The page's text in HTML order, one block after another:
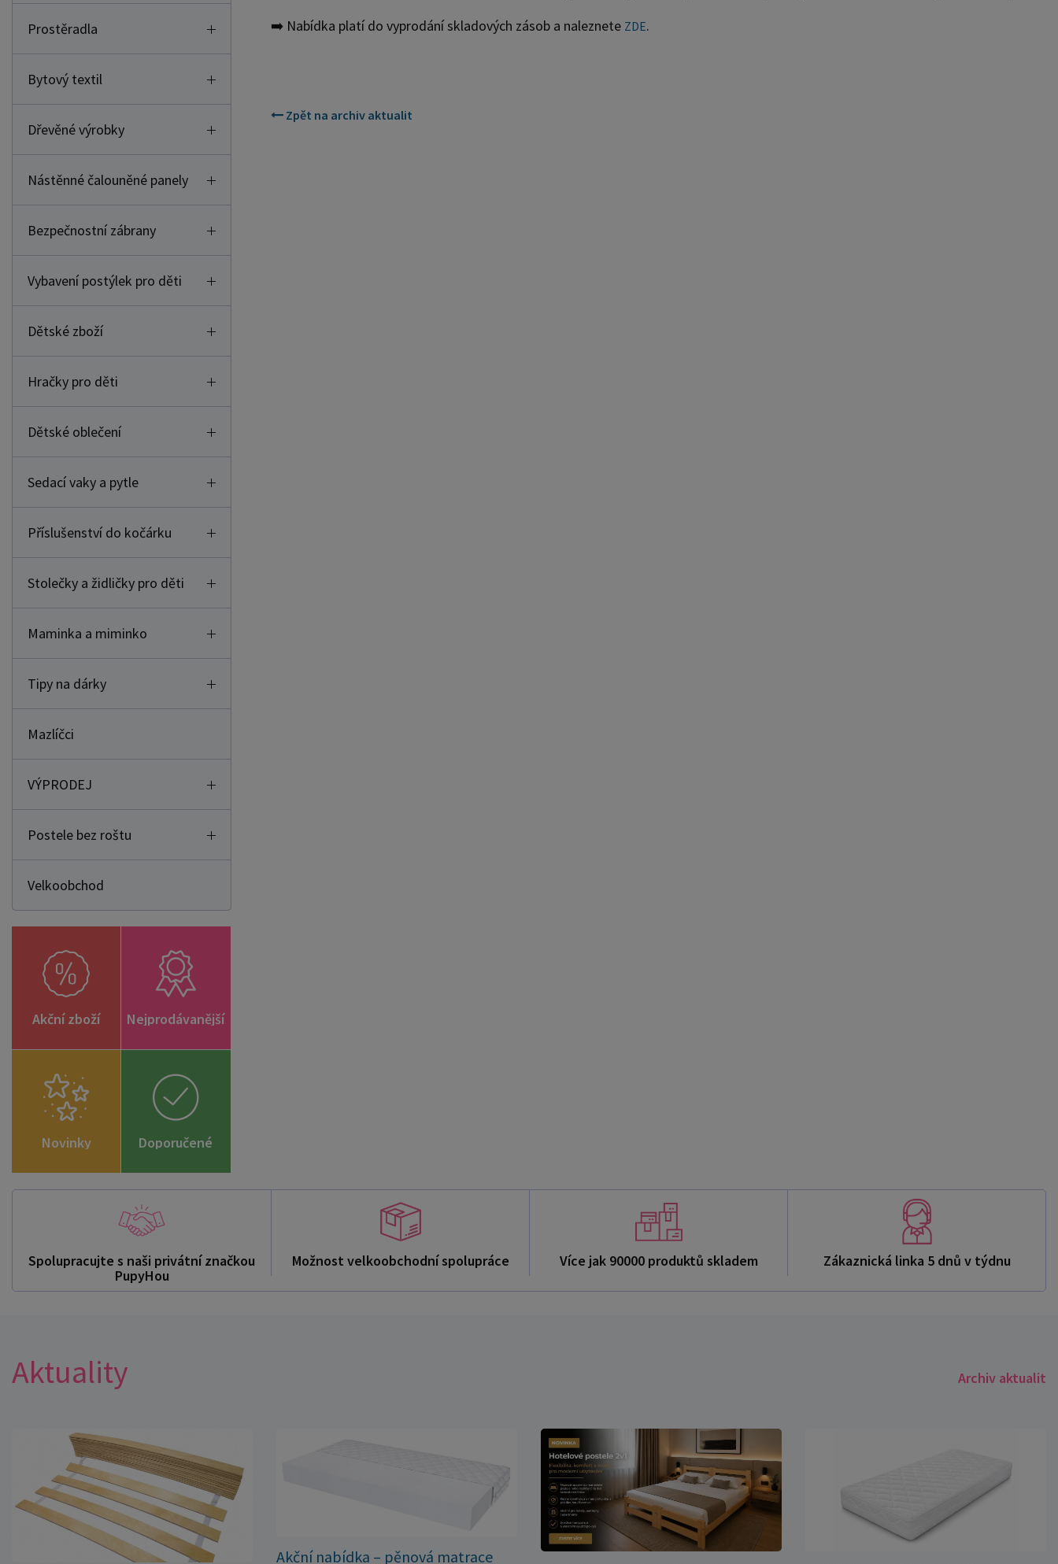
Prostěradla
Bytový textil
Dřevěné výrobky
Nástěnné čalouněné panely
Bezpečnostní zábrany
Vybavení postýlek pro děti
Dětské zboží
Hračky pro děti
Dětské oblečení
Sedací vaky a pytle
Příslušenství do kočárku
Stolečky a židličky pro děti
Maminka a miminko
Tipy na dárky
Mazlíčci
VÝPRODEJ
Postele bez roštu
Velkoobchod
Akční zboží Nejprodávanější
Novinky
Doporučené
zboží
➡️ Nabídka platí do vyprodání skladových zásob a naleznete ZDE.
Zpět na archiv aktualit
Spolupracujte s naši privátní značkou
PupyHou
Možnost velkoobchodní spolupráce Více jak 90000 produktů skladem Zákaznická linka 5 dnů v týdnu
Aktuality Archiv aktualit
Akční nabídka – pěnová matrace